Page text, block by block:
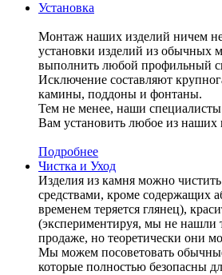
Установка
Монтаж наших изделий ничем не
установки изделий из обычных
выполнить любой профильный
Исключение составляют
камины, поддоны и фонтаны.
Тем не менее, наши
Вам установить любое из наших
Подробнее
Чистка и Уход
Изделия из камня можно
средствами, кроме содержащих
временем теряется глянец),
(экспериментируя, мы не нашли
продаже, но теоретически они
Мы можем посоветовать
которые полностью безопасны